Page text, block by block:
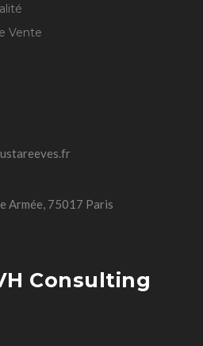
Vente
Armée, 75017 Paris
Consulting